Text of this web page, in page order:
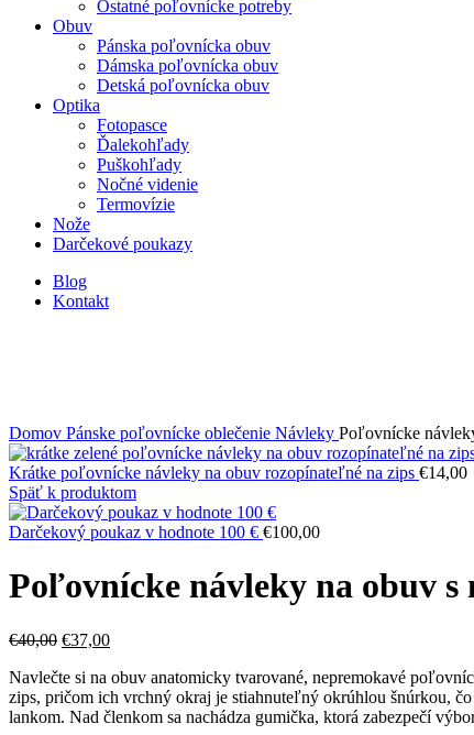
Ostatné poľovnícke potreby
Obuv
Pánska poľovnícka obuv
Dámska poľovnícka obuv
Detská poľovnícka obuv
Optika
Fotopasce
Ďalekohľady
Puškohľady
Nočné videnie
Termovízie
Nože
Darčekové poukazy
Blog
Kontakt
Domov Pánske poľovnícke oblečenie Návleky Poľovnícke
Krátke poľovnícke návleky na obuv rozopínateľné na zips €14,00
Späť k produktom
Darčekový poukaz v hodnote 100 € €100,00
Poľovnícke návleky na obuv s
€40,00 Pôvodná
bola:
€40,00.
€37,00Aktuálna
je:
€37,00.
Navlečte si na obuv anatomicky tvarované, nepremokavé
zips, pričom ich vrchný okraj je stiahnuteľný okrúhlou šnúrkou,
lankom. Nad členkom sa nachádza gumička, ktorá zabezpečí